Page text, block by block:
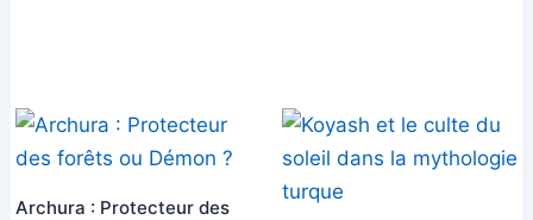
Archura : Protecteur des